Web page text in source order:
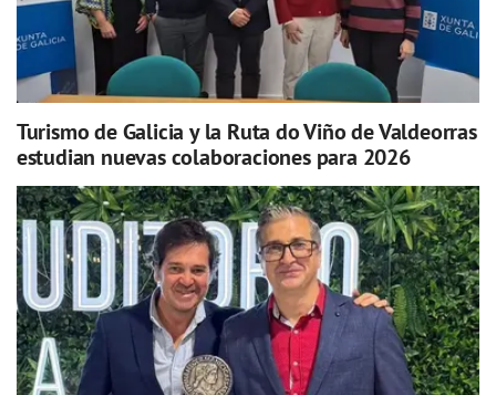
Turismo de Galicia y la Ruta do Viño de Valdeorras
estudian nuevas colaboraciones para 2026